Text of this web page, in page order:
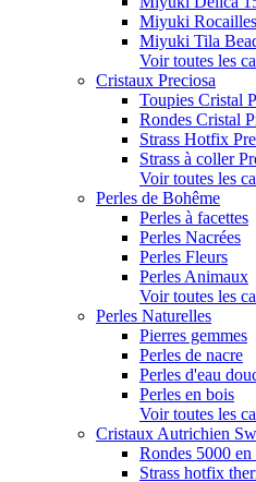
Miyuki
Miyuki Tila
Voir toutes les
Cristaux Preciosa
Toupies Cristal
Rondes Cristal
Strass Hotfix
Strass à coller
Voir toutes les
Perles de Bohême
Perles à facettes
Perles Nacrées
Perles Fleurs
Perles Animaux
Voir toutes les
Perles Naturelles
Pierres gemmes
Perles de nacre
Perles d'eau
Perles en bois
Voir toutes les
Cristaux Autrichien
Rondes 5000
Strass hotfix